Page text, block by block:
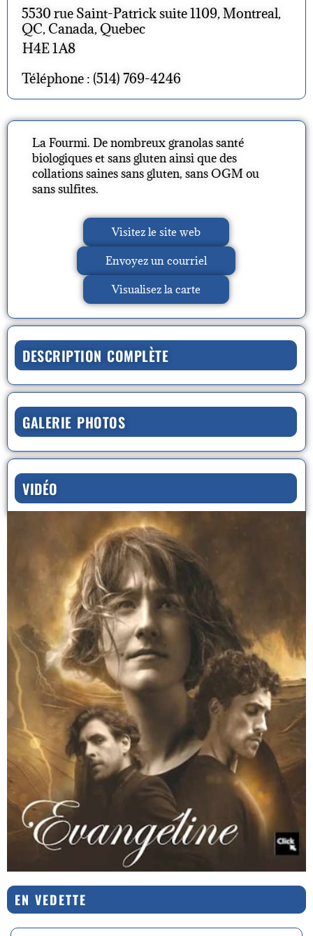
5530 rue Saint-Patrick suite 1109, Montreal,
QC, Canada, Quebec
H4E 1A8
Téléphone : (514) 769-4246
La Fourmi. De nombreux granolas santé
biologiques et sans gluten ainsi que des
collations saines sans gluten, sans OGM ou
sans sulfites.
Visitez le site web
Envoyez un courriel
Visualisez la carte
DESCRIPTION COMPLÈTE
GALERIE PHOTOS
VIDÉO
EN VEDETTE